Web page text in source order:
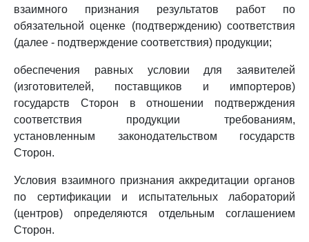
взаимного признания результатов работ по
обязательной оценке (подтверждению) соответствия
(далее - подтверждение соответствия) продукции;
обеспечения равных условии для заявителей
(изготовителей, поставщиков и импортеров)
государств Сторон в отношении подтверждения
соответствия продукции требованиям,
установленным законодательством государств
Сторон.
Условия взаимного признания аккредитации органов
по сертификации и испытательных лабораторий
(центров) определяются отдельным соглашением
Сторон.